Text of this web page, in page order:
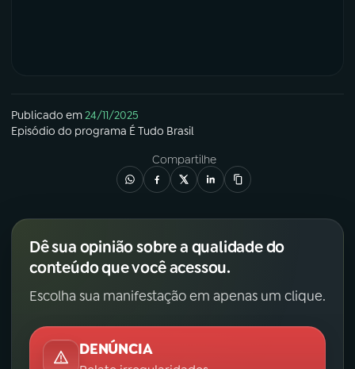
Publicado em24/11/2025
Episódio do programa É Tudo Brasil
Compartilhe
Dê sua opinião sobre a qualidade do
conteúdo que você acessou.
Escolha sua manifestação em apenas um clique.
DENÚNCIA